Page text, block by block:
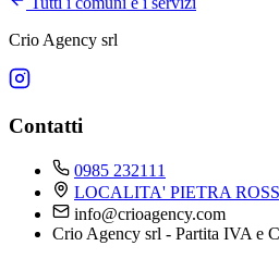
Crio Agency srl
Contatti
0985 232111
LOCALITA' PIETRA
info@crioagency.com
Crio Agency srl - Partita IVA e